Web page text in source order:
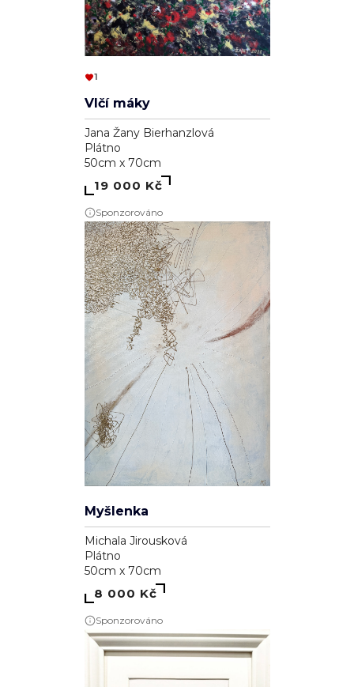
1
Vlčí máky
Jana Žany Bierhanzlová
Plátno
50cm x 70cm
19 000 Kč
Sponzorováno
Myšlenka
Michala Jirousková
Plátno
50cm x 70cm
8 000 Kč
Sponzorováno